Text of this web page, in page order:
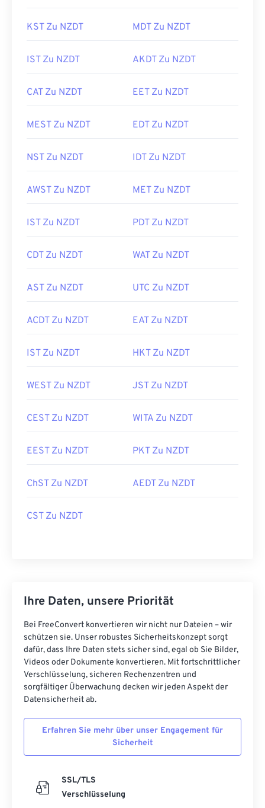
KST Zu NZDT MDT Zu NZDT
IST Zu NZDT AKDT Zu NZDT
CAT Zu NZDT EET Zu NZDT
MEST Zu NZDT EDT Zu NZDT
NST Zu NZDT IDT Zu NZDT
AWST Zu NZDT MET Zu NZDT
IST Zu NZDT PDT Zu NZDT
CDT Zu NZDT WAT Zu NZDT
AST Zu NZDT UTC Zu NZDT
ACDT Zu NZDT EAT Zu NZDT
IST Zu NZDT HKT Zu NZDT
WEST Zu NZDT JST Zu NZDT
CEST Zu NZDT WITA Zu NZDT
EEST Zu NZDT PKT Zu NZDT
ChST Zu NZDT AEDT Zu NZDT
CST Zu NZDT
Ihre Daten, unsere Priorität
Bei FreeConvert konvertieren wir nicht nur Dateien – wir
schützen sie. Unser robustes Sicherheitskonzept sorgt
dafür, dass Ihre Daten stets sicher sind, egal ob Sie Bilder,
Videos oder Dokumente konvertieren. Mit fortschrittlicher
Verschlüsselung, sicheren Rechenzentren und
sorgfältiger Überwachung decken wir jeden Aspekt der
Datensicherheit ab.
Erfahren Sie mehr über unser Engagement für
Sicherheit
SSL/TLS
Verschlüsselung